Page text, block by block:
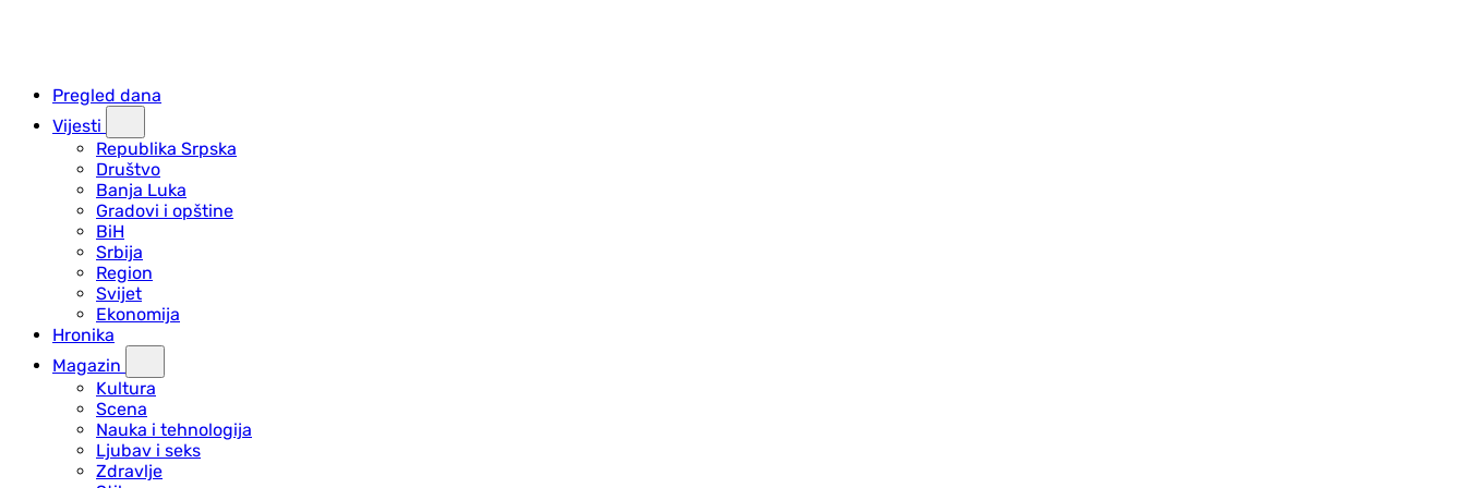
Pregled dana
Vijesti
Republika Srpska
Društvo
Banja Luka
Gradovi i opštine
BiH
Srbija
Region
Svijet
Ekonomija
Hronika
Magazin
Kultura
Scena
Nauka i tehnologija
Ljubav i seks
Zdravlje